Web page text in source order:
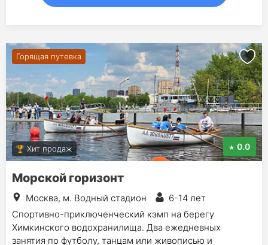
Горящая путевка
Хит продаж 0.0
Морской горизонт
Москва, м. Водный стадион
6-14 лет
Спортивно-приключенческий кэмп на берегу
Химкинского водохранилища. Два ежедневных
занятия по футболу, танцам или живописью и